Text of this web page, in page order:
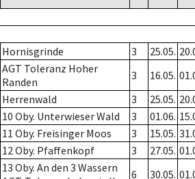
Hornisgrinde 3 25.05.
AGT Toleranz Hoher
Randen
3 16.05.
Herrenwald 3 25.05.
10 Oby. Unterwieser Wald 3 01.06.
11 Oby. Freisinger Moos 3 15.05.
12 Oby. Pfaffenkopf 3 27.05.
13 Oby. An den 3 Wassern
6 30.05.